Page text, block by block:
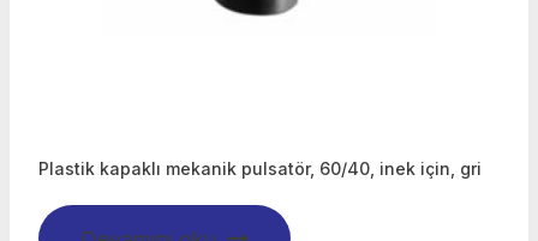
Plastik kapaklı mekanik pulsatör, 60/40, inek için, gri